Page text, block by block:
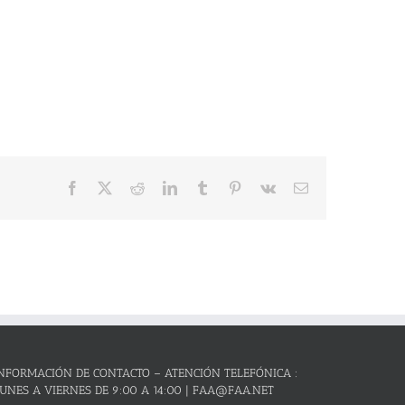
Facebook RedditLinkedInTumblr Pinterest
Vk
Correo
DE CONTACTO – ATENCIÓN TELEFÓNICA :
A VIERNES DE 9:00 A 14:00 | FAA@FAA.NET